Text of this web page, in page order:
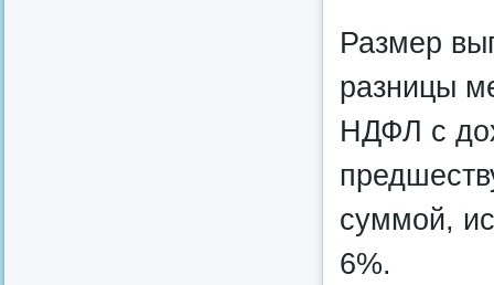
Размер
разницы
НДФЛ с
суммой,
6%.